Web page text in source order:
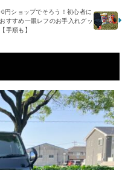
円ショップでそろう！初心者に
すすめ一眼レフのお手入れグッ
手順も】